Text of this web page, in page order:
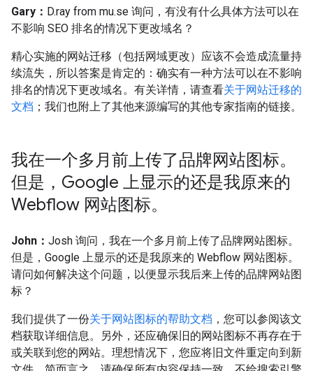
Gary： D.ray from mu.se 询问，有没有什么具体方法可以在
不影响 SEO 排名的情况下更改域名？
精心实施的网站迁移（包括网域更改）应该不会造成流量持
续流失，所以答案是肯定的：确实有一种方法可以在不影响
排名的情况下更改域名。有关详情，请查看关于网站迁移的
文档 ；我们也附上了其他来源编写的其他专家指南的链接。
我在一个多月前上传了品牌网站图标。
但是，Google 上显示的还是我原来的
Webflow 网站图标。
John： Josh 询问，我在一个多月前上传了品牌网站图标。
但是，Google 上显示的还是我原来的 Webflow 网站图标。
请问如何解决这个问题，以便显示我后来上传的品牌网站图
标？
我们提供了一份关于网站图标的帮助文档 ，您可以参阅该文
档获取详细信息。另外，还应确保旧的网站图标不再存在于
或关联到您的网站。理想情况下，您应将旧文件重定向到新